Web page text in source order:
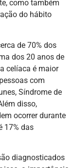
como também
do hábito
de 70% dos
dos 20 anos de
celíaca é maior
com
Síndrome de
disso,
ocorrer durante
17% das
diagnosticados